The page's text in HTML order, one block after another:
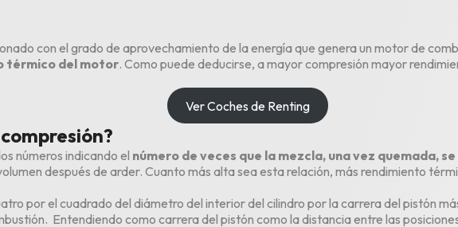
con el grado de aprovechamiento de la energía que genera un motor de
térmico del motor. Como puede deducirse, a mayor compresión mayor
Ver Coches de Renting
números indicando el número de veces que la mezcla, una vez quemada,
después de arder. Cuanto más alta sea esta relación, más rendimiento
por el cuadrado del diámetro del interior del cilindro por la carrera del pistón
Entendiendo como carrera del pistón como la distancia entre las